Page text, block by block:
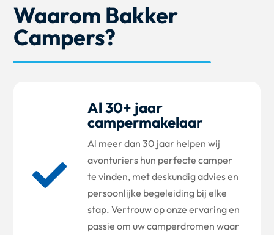
Waarom Bakker
Campers?

Al 30+ jaar
campermakelaar
Al meer dan 30 jaar helpen wij
avonturiers hun perfecte camper
te vinden, met deskundig advies en
persoonlijke begeleiding bij elke
stap. Vertrouw op onze ervaring en
passie om uw camperdromen waar